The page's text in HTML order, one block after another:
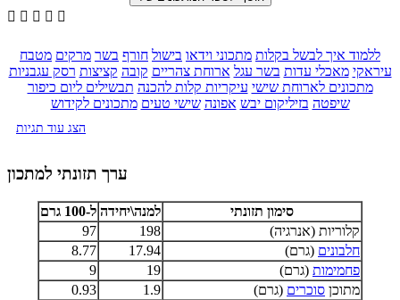
    
ללמוד איך לבשל בקלות מתכוני וידאו בישול חורף בשר מרקים מטבח
עיראקי מאכלי עדות בשר עגל ארוחת צהריים קובה קציצות רסק עגבניות
מתכונים לארוחת שישי עיקריות קלות להכנה תבשילים ליום כיפור
שיפטה בזיליקום יבש אפונה שישי טעים מתכונים לקידוש
הצג עוד תגיות
ערך תזונתי למתכון
סימון תזונתי למנה\יחידה ל-100 גרם
קלוריות (אנרגיה)
198
97
חלבונים (גרם) 17.94
8.77
פחמימות (גרם) 19
9
מתוכן סוכרים (גרם) 1.9
0.93